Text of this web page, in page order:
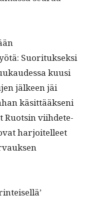
Suorituk­sek­si
kuusi
jäl­keen jäi
käsit­tääk­seni
Ruotsin viihde­te­
har­joitelleet